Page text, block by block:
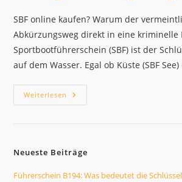
SBF online kaufen? Warum der
Abkürzungsweg direkt in eine kriminelle
Sportbootführerschein (SBF) ist der
auf dem Wasser. Egal ob Küste (SBF
Weiterlesen SBF
Kaufen
Wege
Neueste Beiträge
Führerschein B194: Was bedeutet die